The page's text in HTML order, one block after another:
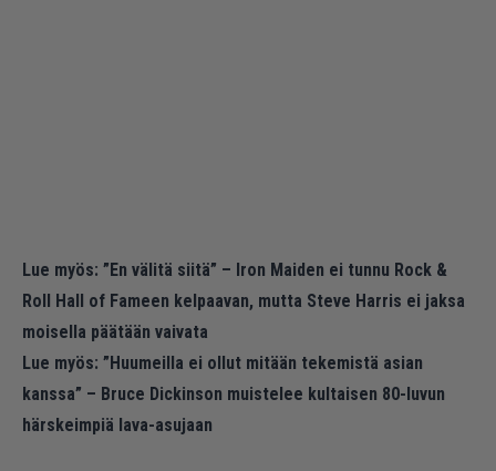
Lue myös: ”En välitä siitä” – Iron Maiden ei tunnu Rock &
Roll Hall of Fameen kelpaavan, mutta Steve Harris ei jaksa
moisella päätään vaivata
Lue myös: ”Huumeilla ei ollut mitään tekemistä asian
kanssa” – Bruce Dickinson muistelee kultaisen 80-luvun
härskeimpiä lava-asujaan